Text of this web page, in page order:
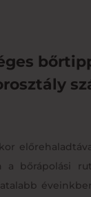
a bőrápolási